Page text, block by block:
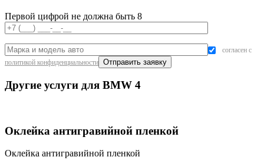
Первой цифрой не должна быть 8
согласен с
политикой конфиденциальности
Другие услуги для BMW 4
Оклейка антигравийной пленкой
Оклейка антигравийной пленкой